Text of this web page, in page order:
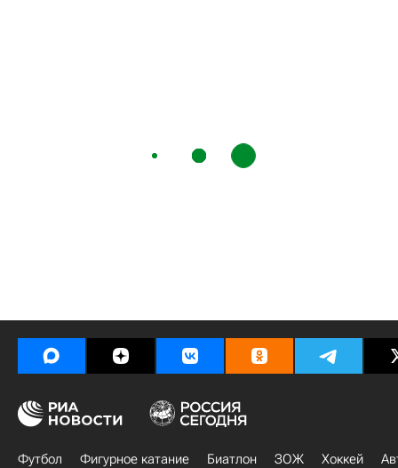
Футбол Фигурное катание Биатлон ЗОЖ Хоккей